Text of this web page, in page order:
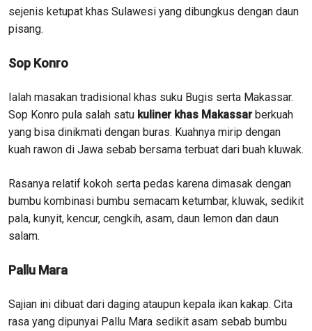
sejenis ketupat khas Sulawesi yang dibungkus dengan daun
pisang.
Sop Konro
Ialah masakan tradisional khas suku Bugis serta Makassar.
Sop Konro pula salah satu kuliner khas Makassarberkuah
yang bisa dinikmati dengan buras. Kuahnya mirip dengan
kuah rawon di Jawa sebab bersama terbuat dari buah kluwak.
Rasanya relatif kokoh serta pedas karena dimasak dengan
bumbu kombinasi bumbu semacam ketumbar, kluwak, sedikit
pala, kunyit, kencur, cengkih, asam, daun lemon dan daun
salam.
Pallu Mara
Sajian ini dibuat dari daging ataupun kepala ikan kakap. Cita
rasa yang dipunyai Pallu Mara sedikit asam sebab bumbu